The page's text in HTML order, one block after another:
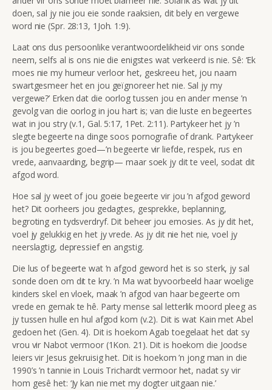
doen, sal jy nie jou eie sonde raaksien, dit bely en vergewe
word nie (Spr. 28:13, 1Joh. 1:9).
Laat ons dus persoonlike verantwoordelikheid vir ons sonde
neem, selfs al is ons nie die enigstes wat verkeerd is nie. Sê: ‘Ek
moes nie my humeur verloor het, geskreeu het, jou naam
swartgesmeer het en jou geïgnoreer het nie. Sal jy my
vergewe?’ Erken dat die oorlog tussen jou en ander mense ’n
gevolg van die oorlog in jou hart is; van die luste en begeertes
wat in jou stry (v.1, Gal. 5:17, 1Pet. 2:11). Partykeer het jy ’n
slegte begeerte na dinge soos pornografie of drank. Partykeer
is jou begeertes goed—’n begeerte vir liefde, respek, rus en
vrede, aanvaarding, begrip— maar soek jy dit te veel, sodat dit
afgod word.
Hoe sal jy weet of jou goeie begeerte vir jou ’n afgod geword
het? Dit oorheers jou gedagtes, gesprekke, beplanning,
begroting en tydsverdryf. Dit beheer jou emosies. As jy dit het,
voel jy gelukkig en het jy vrede. As jy dit nie het nie, voel jy
neerslagtig, depressief en angstig.
Die lus of begeerte wat ’n afgod geword het is so sterk, jy sal
sonde doen om dit te kry. ’n Ma wat byvoorbeeld haar woelige
kinders skel en vloek, maak ’n afgod van haar begeerte om
vrede en gemak te hê. Party mense sal letterlik moord pleeg as
jy tussen hulle en hul afgod kom (v.2). Dit is wat Kain met Abel
gedoen het (Gen. 4). Dit is hoekom Agab toegelaat het dat sy
vrou vir Nabot vermoor (1Kon. 21). Dit is hoekom die Joodse
leiers vir Jesus gekruisig het. Dit is hoekom ’n jong man in die
1990’s ’n tannie in Louis Trichardt vermoor het, nadat sy vir
hom gesê het: ‘Jy kan nie met my dogter uitgaan nie.’